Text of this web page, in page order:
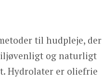
til hudpleje, der
og naturligt
Hydrolater er oliefrie